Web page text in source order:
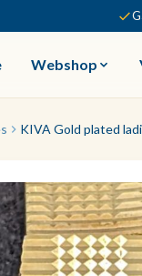
Webshop
KIVA Gold plated